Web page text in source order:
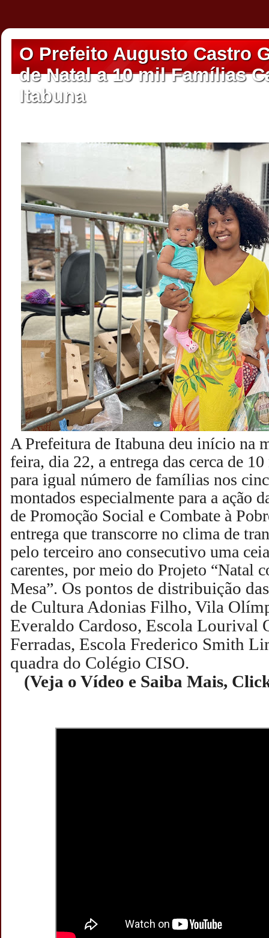
O Prefeito Augusto Castro
de Natal a 10 mil Famílias
Itabuna
A Prefeitura de Itabuna deu início na
feira, dia 22, a entrega das cerca de
para igual número de famílias nos
montados especialmente para a ação
de Promoção Social e Combate à
entrega que transcorre no clima de
pelo terceiro ano consecutivo uma
carentes, por meio do Projeto “Natal
Mesa”. Os pontos de distribuição
de Cultura Adonias Filho, Vila
Everaldo Cardoso, Escola Lourival
Ferradas, Escola Frederico Smith
quadra do Colégio CISO.
(Veja o Vídeo e Saiba Mais,